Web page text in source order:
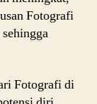
Fotografi
Fotografi di